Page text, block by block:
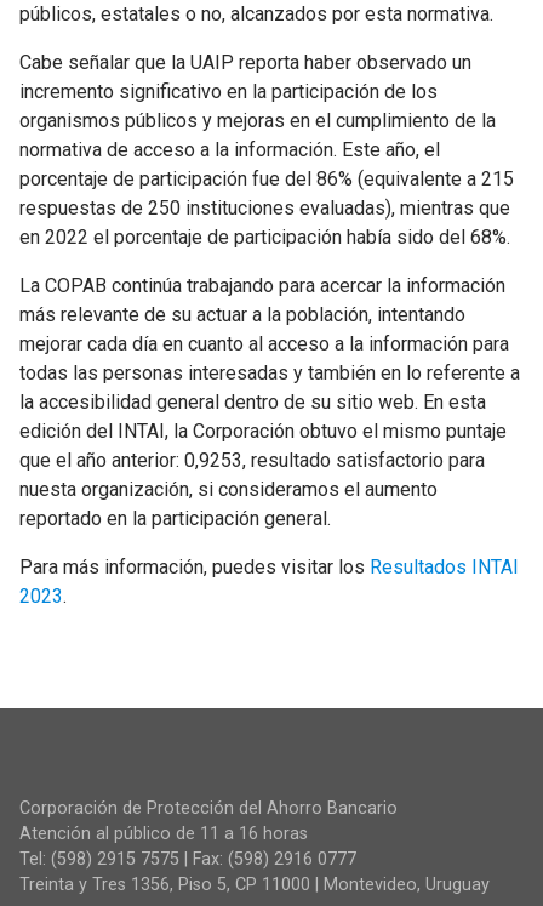
públicos, estatales o no, alcanzados por esta normativa.
Cabe señalar que la UAIP reporta haber observado un
incremento significativo en la participación de los
organismos públicos y mejoras en el cumplimiento de la
normativa de acceso a la información. Este año, el
porcentaje de participación fue del 86% (equivalente a 215
respuestas de 250 instituciones evaluadas), mientras que
en 2022 el porcentaje de participación había sido del 68%.
La COPAB continúa trabajando para acercar la información
más relevante de su actuar a la población, intentando
mejorar cada día en cuanto al acceso a la información para
todas las personas interesadas y también en lo referente a
la accesibilidad general dentro de su sitio web. En esta
edición del INTAI, la Corporación obtuvo el mismo puntaje
que el año anterior: 0,9253, resultado satisfactorio para
nuesta organización, si consideramos el aumento
reportado en la participación general.
Para más información, puedes visitar los Resultados INTAI
2023.
Corporación de Protección del Ahorro Bancario
Atención al público de 11 a 16 horas
Tel: (598) 2915 7575 | Fax: (598) 2916 0777
Treinta y Tres 1356, Piso 5, CP 11000 | Montevideo, Uruguay